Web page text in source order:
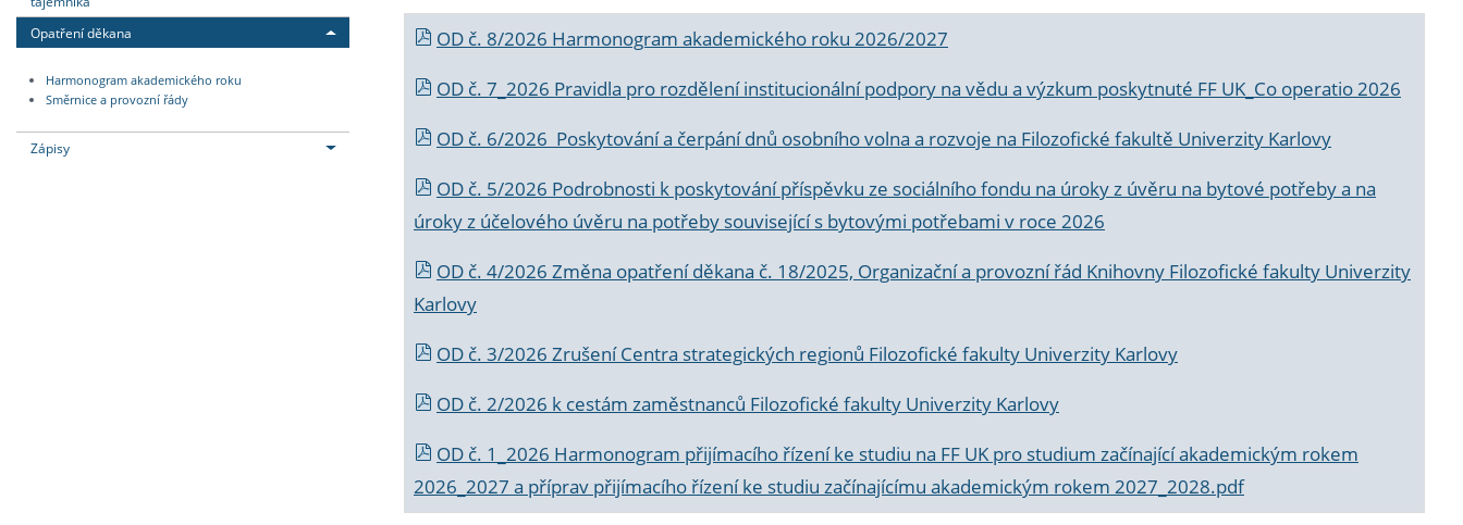
Opatření děkana
Harmonogram akademického roku
Směrnice a provozní řády
Zápisy
OD č. 8/2026 Harmonogram akademického roku 2026/2027
OD č. 7_2026 Pravidla pro rozdělení institucionální podpory na vědu a výzkum poskytnuté FF UK_Co operatio 2026
OD č. 6/2026 Poskytování a čerpání dnů osobního volna a rozvoje na Filozofické fakultě Univerzity Karlovy
OD č. 5/2026 Podrobnosti k poskytování příspěvku ze sociálního fondu na úroky z úvěru na bytové potřeby a na
úroky z účelového úvěru na potřeby související s bytovými potřebami v roce 2026
OD č. 4/2026 Změna opatření děkana č. 18/2025, Organizační a provozní řád Knihovny Filozofické fakulty Univerzity
Karlovy
OD č. 3/2026 Zrušení Centra strategických regionů Filozofické fakulty Univerzity Karlovy
OD č. 2/2026 k cestám zaměstnanců Filozofické fakulty Univerzity Karlovy
OD č. 1_2026 Harmonogram přijímacího řízení ke studiu na FF UK pro studium začínající akademickým rokem
2026_2027 a příprav přijímacího řízení ke studiu začínajícímu akademickým rokem 2027_2028.pdf